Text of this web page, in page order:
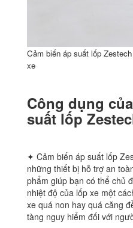
Cảm biến áp suất lốp
xe
Công dụng
suất lốp
✦ Cảm biến áp suất lốp
những thiết bị hỗ trợ an
phẩm giúp bạn có thể chủ
nhiệt độ của lốp xe một
xe quá non hay quá căng
tàng nguy hiểm đối với